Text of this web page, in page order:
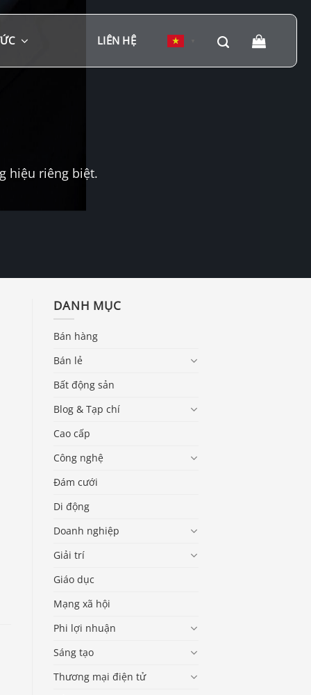
LIÊN HỆ
hiệu riêng biệt.
DANH MỤC
Bán hàng
Bán lẻ
Bất động sản
Blog & Tạp chí
Cao cấp
Công nghệ
Đám cưới
Di động
Doanh nghiệp
Giải trí
Giáo dục
Mạng xã hội
Phi lợi nhuận
Sáng tạo
Thương mại điện tử